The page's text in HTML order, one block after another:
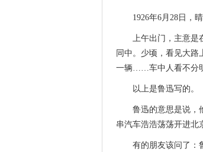
1926年6月28日，
上午出门，主意是
同中。少顷，看见大
一辆……车中人看不分
以上是鲁迅写的。
鲁迅的意思是说，
串汽车浩浩荡荡开进北
有的朋友该问了：